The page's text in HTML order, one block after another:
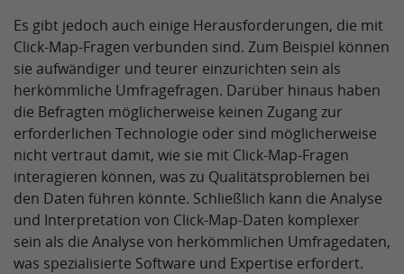
Es gibt jedoch auch einige Herausforderungen, die mit
Click-Map-Fragen verbunden sind. Zum Beispiel können
sie aufwändiger und teurer einzurichten sein als
herkömmliche Umfragefragen. Darüber hinaus haben
die Befragten möglicherweise keinen Zugang zur
erforderlichen Technologie oder sind möglicherweise
nicht vertraut damit, wie sie mit Click-Map-Fragen
interagieren können, was zu Qualitätsproblemen bei
den Daten führen könnte. Schließlich kann die Analyse
und Interpretation von Click-Map-Daten komplexer
sein als die Analyse von herkömmlichen Umfragedaten,
was spezialisierte Software und Expertise erfordert.